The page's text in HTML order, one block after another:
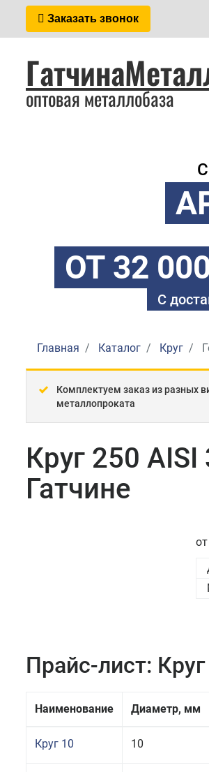
Заказать звонок
оптовая металлобаза
ОТ 32
С
Главная Каталог Круг
Комплектуем заказ из разных
металлопроката
Круг 250
Гатчине
от
Прайс-лист:
Наименование Диаметр, мм
Круг 10 10